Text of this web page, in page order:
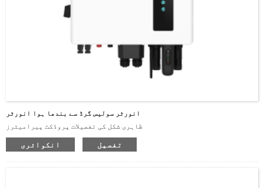
انورٹر سولیس گرڈ سے بندھا ہوا انورٹر
ظاہری شکل کی تفصیلات پروڈکٹ پیرامیٹرز
انکوائری تفصیل